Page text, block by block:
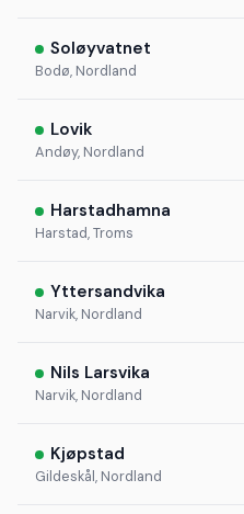
Soløyvatnet
Bodø, Nordland
Lovik
Andøy, Nordland
Harstadhamna
Harstad, Troms
Yttersandvika
Narvik, Nordland
Nils Larsvika
Narvik, Nordland
Kjøpstad
Gildeskål, Nordland